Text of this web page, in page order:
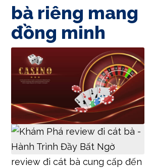
bà riêng mang
đồng minh
review đi cát bà cung cấp đến